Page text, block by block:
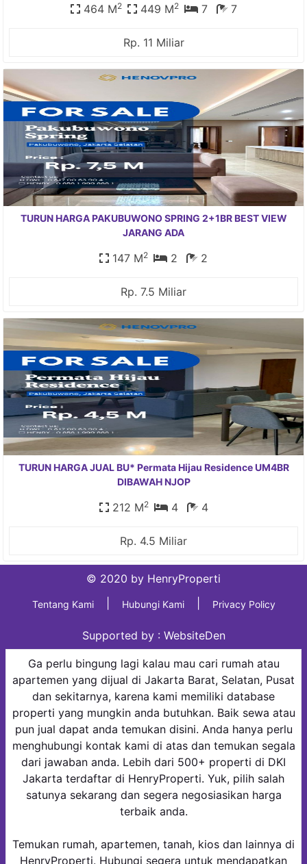
464 M2 449 M2 7 7
Rp. 11 Miliar
TURUN HARGA PAKUBUWONO SPRING 2+1BR BEST VIEW
JARANG ADA
147 M2 2 2
Rp. 7.5 Miliar
TURUN HARGA JUAL BU* Permata Hijau Residence UM4BR
DIBAWAH NJOP
212 M2 4 4
Rp. 4.5 Miliar
© 2020 by HenryProperti
Tentang Kami Hubungi Kami Privacy Policy
Supported by : WebsiteDen
Ga perlu bingung lagi kalau mau cari rumah atau
apartemen yang dijual di Jakarta Barat, Selatan, Pusat
dan sekitarnya, karena kami memiliki database
properti yang mungkin anda butuhkan. Baik sewa atau
pun jual dapat anda temukan disini. Anda hanya perlu
menghubungi kontak kami di atas dan temukan segala
dari jawaban anda. Lebih dari 500+ properti di DKI
Jakarta terdaftar di HenryProperti. Yuk, pilih salah
satunya sekarang dan segera negosiasikan harga
terbaik anda.
Temukan rumah, apartemen, tanah, kios dan lainnya di
HenryProperti. Hubungi segera untuk mendapatkan